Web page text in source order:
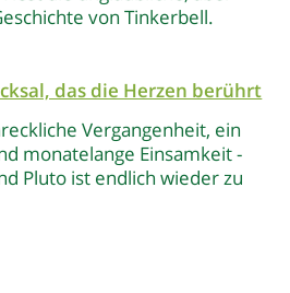
von Tinkerbell.
das die Herzen berührt
Vergangenheit, ein
monatelange Einsamkeit -
Pluto ist endlich wieder zu